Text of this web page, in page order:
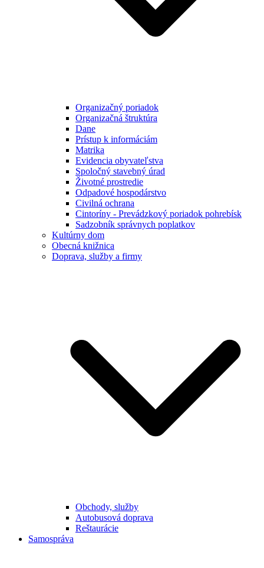
Organizačný poriadok
Organizačná štruktúra
Dane
Prístup k informáciám
Matrika
Evidencia obyvateľstva
Spoločný stavebný úrad
Životné prostredie
Odpadové hospodárstvo
Civilná ochrana
Cintoríny - Prevádzkový poriadok pohrebísk
Sadzobník správnych poplatkov
Kultúrny dom
Obecná knižnica
Doprava, služby a firmy
Obchody, služby
Autobusová doprava
Reštaurácie
Samospráva